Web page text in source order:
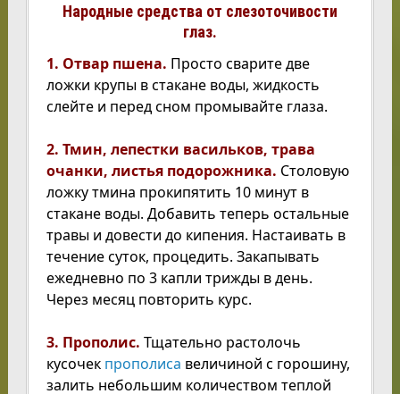
Народные средства от слезоточивости
глаз.
1. Отвар пшена. Просто сварите две
ложки крупы в стакане воды, жидкость
слейте и перед сном промывайте глаза.
2. Тмин, лепестки васильков, трава
очанки, листья подорожника. Столовую
ложку тмина прокипятить 10 минут в
стакане воды. Добавить теперь остальные
травы и довести до кипения. Настаивать в
течение суток, процедить. Закапывать
ежедневно по 3 капли трижды в день.
Через месяц повторить курс.
3. Прополис. Тщательно растолочь
кусочек прополиса величиной с горошину,
залить небольшим количеством теплой